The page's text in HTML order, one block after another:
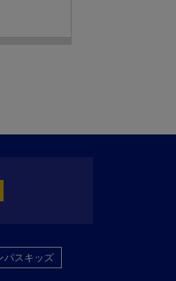
パスキッズ